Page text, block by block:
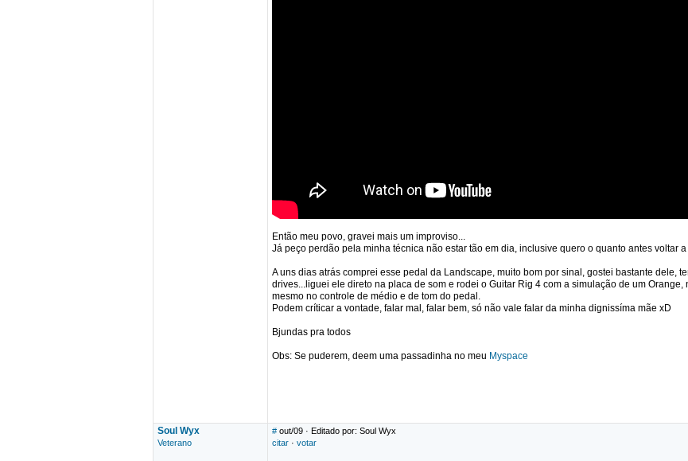
Então meu povo, gravei mais um improviso...
Já peço perdão pela minha técnica não estar tão em dia, inclusive quero o quanto antes voltar
A uns dias atrás comprei esse pedal da Landscape, muito bom por sinal, gostei bastante dele,
drives...liguei ele direto na placa de som e rodei o Guitar Rig 4 com a simulação de um
mesmo no controle de médio e de tom do pedal.
Podem críticar a vontade, falar mal, falar bem, só não vale falar da minha dignissíma mãe xD
Bjundas pra todos
Obs: Se puderem, deem uma passadinha no meu Myspace
Soul Wyx
Veterano
# out/09 · Editado por: Soul Wyx
citar · votar